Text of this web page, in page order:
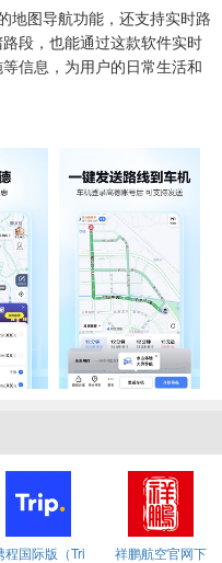
图导航功能，还支持实时路
段，也能通过这款软件实时
信息，为用户的日常生活和
程国际版（Tri
祥鹏航空官网下